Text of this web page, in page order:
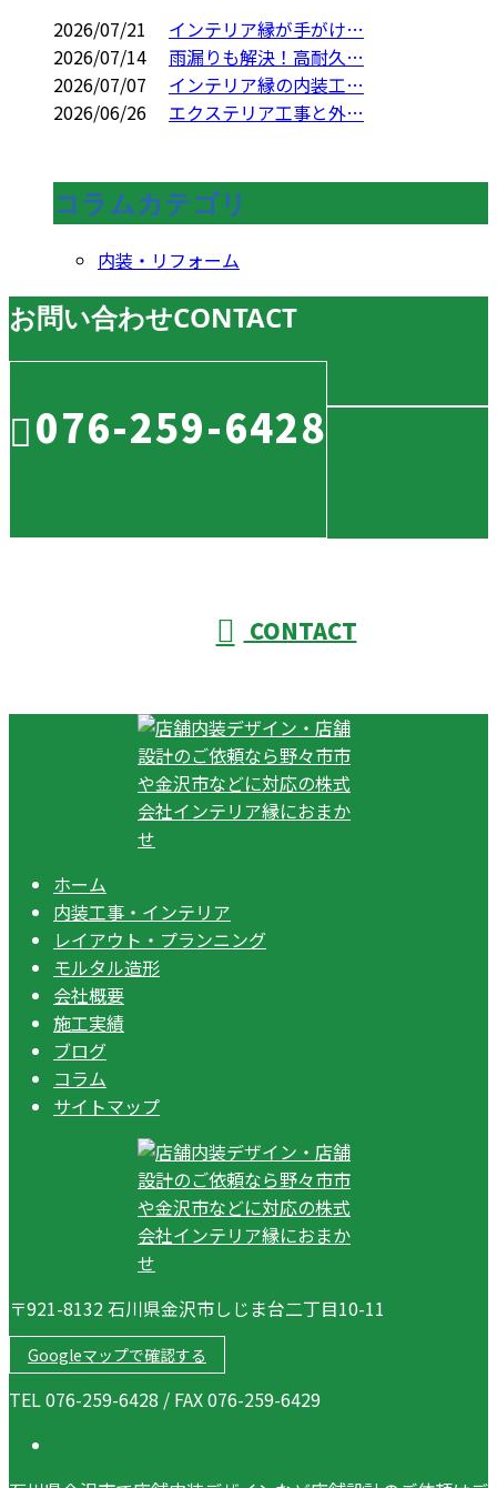
2026/07/21
インテリア縁が手がけ…
2026/07/14
雨漏りも解決！高耐久…
2026/07/07
インテリア縁の内装工…
2026/06/26
エクステリア工事と外…
コラムカテゴリ
内装・リフォーム
お問い合わせCONTACT
076-259-6428
CONTACT
ホーム
内装工事・インテリア
レイアウト・プランニング
モルタル造形
会社概要
施工実績
ブログ
コラム
サイトマップ
〒921-8132 石川県金沢市しじま台二丁目10-11
Googleマップで確認する
TEL 076-259-6428 / FAX 076-259-6429